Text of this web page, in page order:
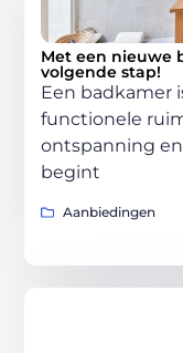
Met een nieuwe
volgende stap!
Een badkamer
functionele
ontspanning
begint
Aanbiedingen